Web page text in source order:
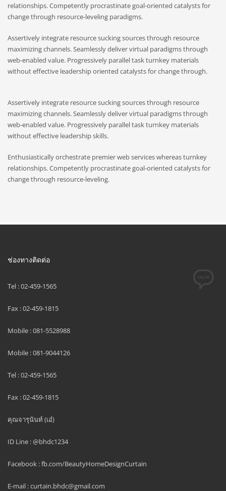
relationships. Competently procrastinate goal-oriented catalysts for
change through resource-leveling paradigms.
Assertively integrate resource sucking sources through resource
maximizing channels. Seamlessly deliver virtual paradigms through
web-enabled value. Progressively parallel task turnkey materials
without effective leadership oriented catalysts for change through.
Assertively integrate resource sucking sources through resource
maximizing channels. Seamlessly deliver virtual paradigms through
web-enabled value. Progressively parallel task turnkey materials
without effective leadership skills.
Enthusiastically orchestrate premier web services whereas turnkey
relationships. Competently procrastinate goal-oriented catalysts for
change through resource-leveling.
ช่องทางติดต่อ
Tel : 02-459-1565
Fax : 02-459-1815
Mobile : 081-5528988
Mobile : 081-9044126
Tel : 02-459-1565
Fax : 02-459-1815
คุณจารุนันท์ (เอ๋)
ID Line : @bhdc1234
Facebook : fb.com/BeautyHomeDesignCurtain
E-mail : curtain.bhdc@gmail.com